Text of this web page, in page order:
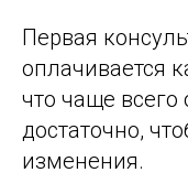
Первая
оплачивается
что чаще всего
достаточно,
изменения.